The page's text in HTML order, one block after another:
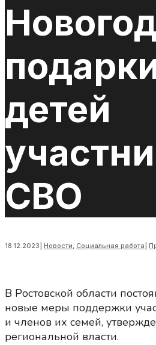
детей
СВО
18.12.2023 Новости, Социальная работа
В Ростовской области
новые меры поддержки
и членов их семей,
региональной власти.